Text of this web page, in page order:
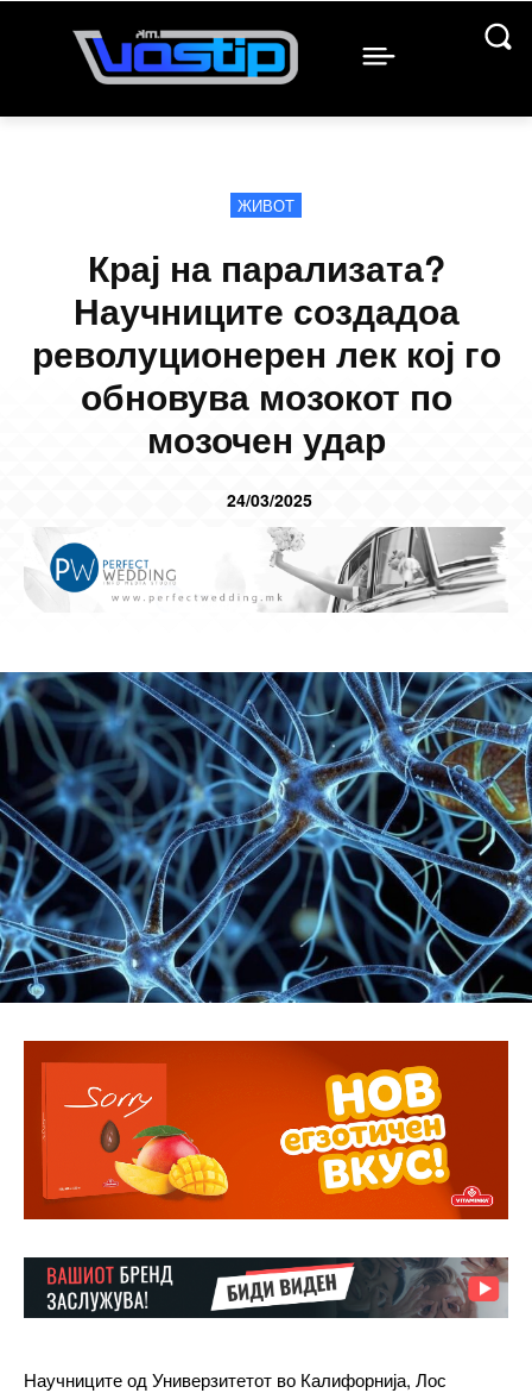
ЖИВОТ
Крај на парализата?
Научниците создадоа
револуционерен лек кој го
обновува мозокот по
мозочен удар
24/03/2025
Научниците од Универзитетот во Калифорнија, Лос